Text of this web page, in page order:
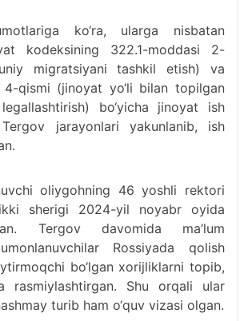
ko‘ra, ularga nisbatan
kodeksining 322.1-moddasi 2-
migratsiyani tashkil etish) va
4-qismi (jinoyat yo‘li bilan topilgan
bo‘yicha jinoyat ish
Tergov jarayonlari yakunlanib, ish
oliygohning 46 yoshli rektori
sherigi 2024-yil noyabr oyida
Tergov davomida ma’lum
Rossiyada qolish
bo‘lgan xorijliklarni topib,
rasmiylashtirgan. Shu orqali ular
turib ham o‘quv vizasi olgan.